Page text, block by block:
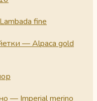
fine
— Alpaca gold
— Imperial merino